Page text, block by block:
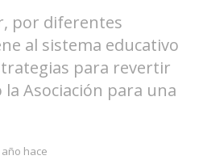
por diferentes
al sistema educativo
para revertir
Asociación para una
año hace